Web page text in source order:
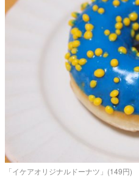
「イケアオリジナルドーナツ」(149円)